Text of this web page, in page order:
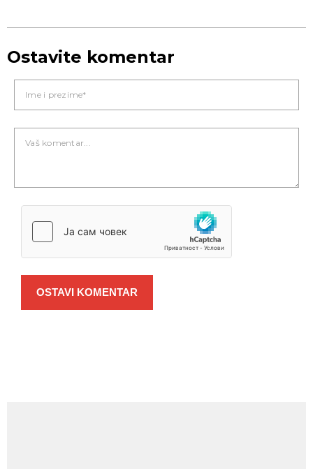
Ostavite komentar
OSTAVI KOMENTAR